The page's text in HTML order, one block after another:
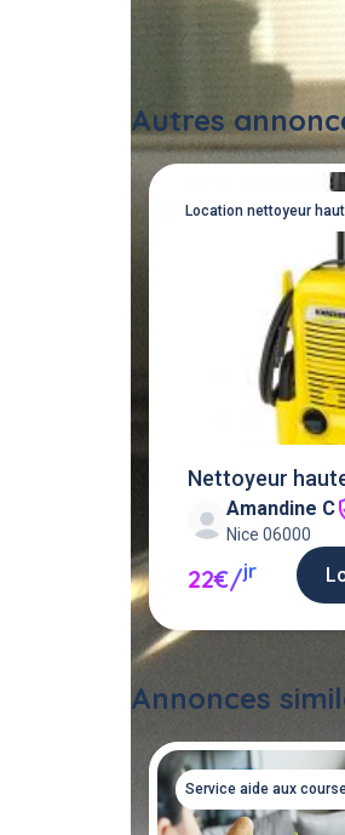
Autres
Location nettoyeur
Nettoyeur
Amandine C
Nice 06000
22€/jr
Annonces
Service aide aux